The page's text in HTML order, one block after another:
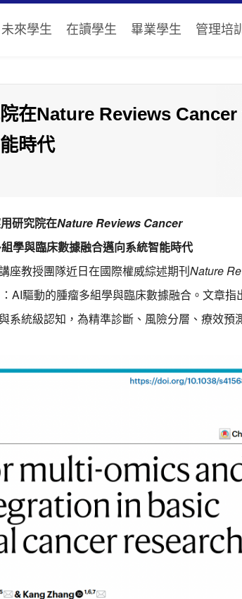
未來學生 在讀學生 畢業學生 管理培
在Nature Reviews
時代
研究院在Nature Reviews Cancer
學與臨床數據融合邁向系統智能時代
座教授團隊近日在國際權威綜述期刊Nature
AI驅動的腫瘤多組學與臨床數據融合。文章指
系統級認知，為精準診斷、風險分層、療效預